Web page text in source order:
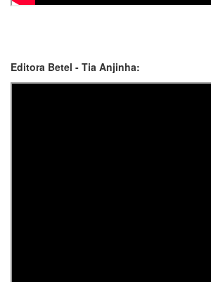
Editora Betel - Tia Anjinha: